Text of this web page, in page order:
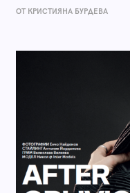
ОТ КРИСТИЯНА БУРДЕВА